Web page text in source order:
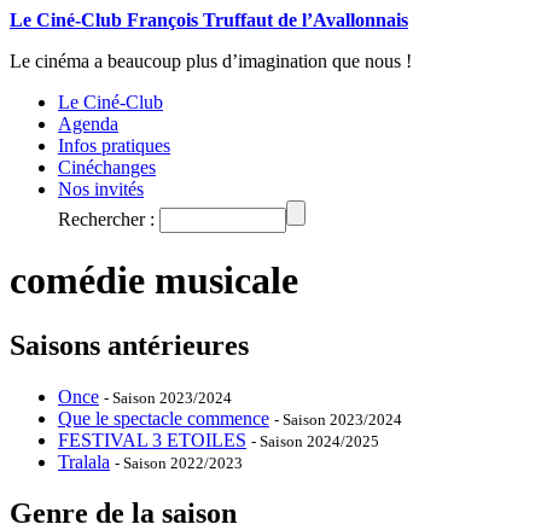
Le Ciné-Club François Truffaut de l’Avallonnais
Le cinéma a beaucoup plus d’imagination que nous !
Le Ciné-Club
Agenda
Infos pratiques
Cinéchanges
Nos invités
Rechercher :
comédie musicale
Saisons antérieures
Once - Saison 2023/2024
Que le spectacle commence - Saison 2023/2024
FESTIVAL 3 ETOILES - Saison 2024/2025
Tralala - Saison 2022/2023
Genre de la saison